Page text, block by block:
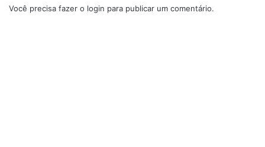
Você precisa fazer o login para publicar um comentário.